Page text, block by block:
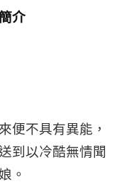
介
便不具有異能，
到以冷酷無情聞
。